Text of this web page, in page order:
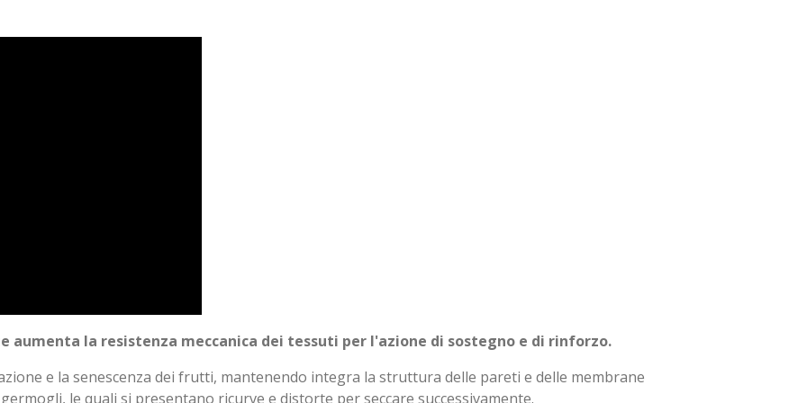
t
t
aumenta la resistenza meccanica dei tessuti per l'azione di sostegno e di rinforzo.
e la senescenza dei frutti, mantenendo integra la struttura delle pareti e delle membrane
le quali si presentano ricurve e distorte per seccare successivamente.